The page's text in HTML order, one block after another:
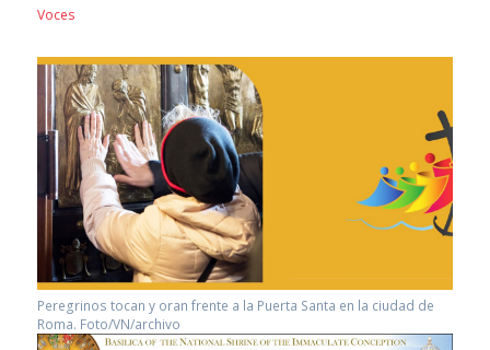
Voces
Peregrinos tocan y oran frente a la Puerta Santa en la ciudad de
Roma. Foto/VN/archivo